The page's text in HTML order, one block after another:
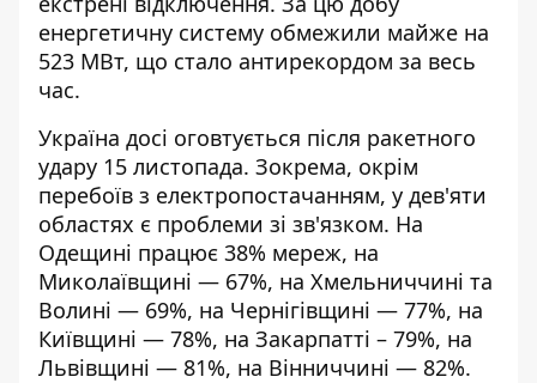
енергетичну систему обмежили майже на
523 МВт, що стало антирекордом за весь
час.
Україна досі оговтується після ракетного
удару 15 листопада. Зокрема, окрім
перебоїв з електропостачанням, у дев'яти
областях є проблеми зі зв'язком. На
Одещині працює 38% мереж, на
Миколаївщині — 67%, на Хмельниччині та
Волині — 69%, на Чернігівщині — 77%, на
Київщині — 78%, на Закарпатті – 79%, на
Львівщині — 81%, на Вінниччині — 82%.